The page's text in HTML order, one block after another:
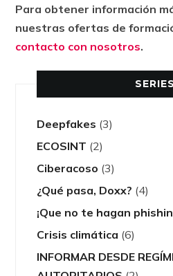
Para obtener información
nuestras ofertas de
contacto con nosotros.
SERIES
Deepfakes (3)
ECOSINT (2)
Ciberacoso (3)
¿Qué pasa, Doxx? (4)
¡Que no te hagan
Crisis climática (6)
INFORMAR DESDE